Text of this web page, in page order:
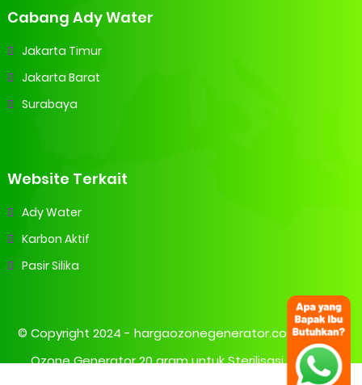
Cabang Ady Water
Jakarta Timur
Jakarta Barat
Surabaya
Website Terkait
Ady Water
Karbon Aktif
Pasir Silika
© Copyright 2024 - hargaozonegenerator.com | Harga
Ozone Generator 20 gram untuk Sterilisasi Air, Jual